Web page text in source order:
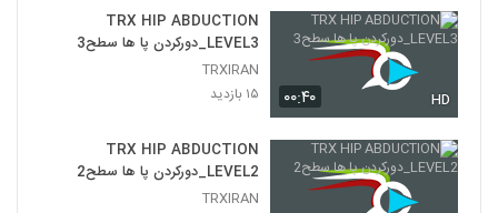
TRX TRICEPS PRESS LEVEL 3 _پرس
پشت بازو سطح ۳
۱۳ بازدید
32
TRX TRICEPS KICK BACK
LEVEL1_پشت بازو کیک بک سطح ۱
۱۳ بازدید
۰۰:۴۰ HD
TRX HIP ABDUCTION
LEVEL3_دورکردن پا ها سطح3
TRXIRAN
۱۵ بازدید
TRX HIP ABDUCTION
LEVEL2_دورکردن پا ها سطح2
TRXIRAN